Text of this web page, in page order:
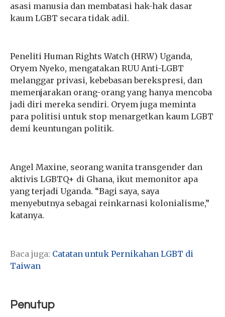
asasi manusia dan membatasi hak-hak dasar
kaum LGBT secara tidak adil.
Peneliti Human Rights Watch (HRW) Uganda,
Oryem Nyeko, mengatakan RUU Anti-LGBT
melanggar privasi, kebebasan berekspresi, dan
memenjarakan orang-orang yang hanya mencoba
jadi diri mereka sendiri. Oryem juga meminta
para politisi untuk stop menargetkan kaum LGBT
demi keuntungan politik.
Angel Maxine, seorang wanita transgender dan
aktivis LGBTQ+ di Ghana, ikut memonitor apa
yang terjadi Uganda. “Bagi saya, saya
menyebutnya sebagai reinkarnasi kolonialisme,”
katanya.
Baca juga: Catatan untuk Pernikahan LGBT di
Taiwan
Penutup